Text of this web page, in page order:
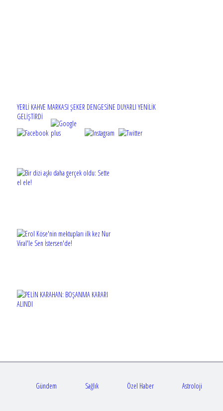
YERLİ KAHVE MARKASI ŞEKER DENGESİNE DUYARLI YENİLİK
GELİŞTİRDİ
Gündem Sağlık Özel Haber Astroloji